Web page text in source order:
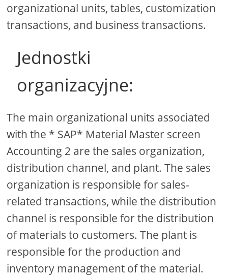
organizational units, tables, customization
transactions, and business transactions.
Jednostki
organizacyjne:
The main organizational units associated
with the * SAP* Material Master screen
Accounting 2 are the sales organization,
distribution channel, and plant. The sales
organization is responsible for sales-
related transactions, while the distribution
channel is responsible for the distribution
of materials to customers. The plant is
responsible for the production and
inventory management of the material.